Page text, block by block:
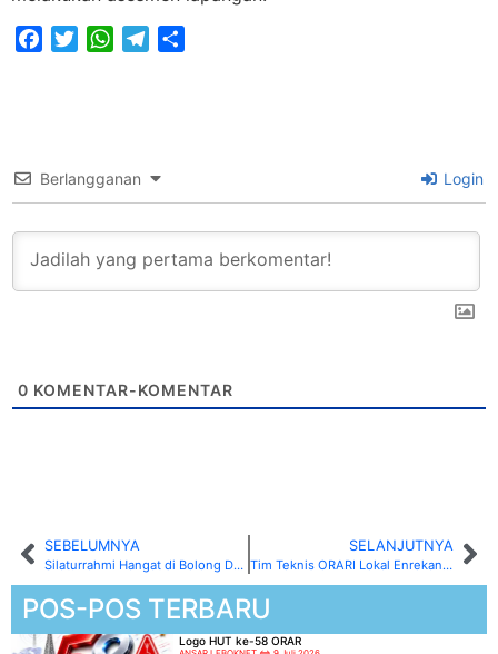
FacebookTwitterWhatsAppTelegram
Berlangganan Login
0 KOMENTAR-KOMENTAR
SEBELUMNYA
Silaturrahmi Hangat di Bolong Desa Pandung Batu, ORARI Enrekang Sukses Gelar Pertemuan Triwulan ke 3
SELANJUTNYA
Tim Teknis ORARI Lokal Enrekang Tak Kenal Lelah Perbaiki RPU Buntu Tembok Meski Hadapi Tantangan Berat
POS-POS TERBARU
Logo HUT ke-58 ORAR